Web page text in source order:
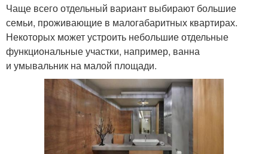
Чаще всего отдельный вариант выбирают большие
семьи, проживающие в малогабаритных квартирах.
Некоторых может устроить небольшие отдельные
функциональные участки, например, ванна
и умывальник на малой площади.